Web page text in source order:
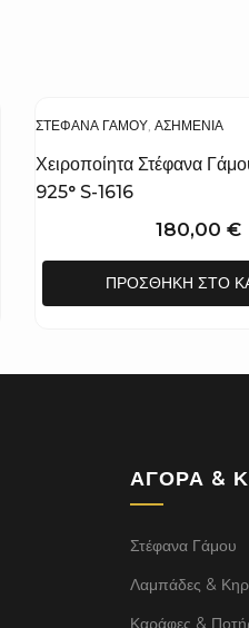
ΣΤΈΦΑΝΑ ΓΆΜΟΥ ΑΣΗΜΈΝΙΑ
Χειροποίητα Στέφανα
925° S-1616
180,00 €
ΠΡΟΣΘΉΚΗ ΣΤΟ
ΑΓΟΡΆ &
Στέφανα Γάμου
Λαμπάδες &
Καράφες &